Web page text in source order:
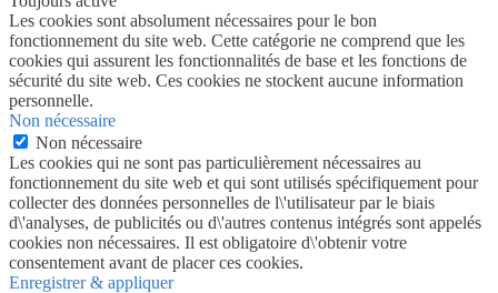
Les cookies sont absolument nécessaires pour le bon
fonctionnement du site web. Cette catégorie ne comprend que les
cookies qui assurent les fonctionnalités de base et les fonctions de
sécurité du site web. Ces cookies ne stockent aucune information
personnelle.
Non nécessaire
Non nécessaire
Les cookies qui ne sont pas particulièrement nécessaires au
fonctionnement du site web et qui sont utilisés spécifiquement pour
collecter des données personnelles de l\'utilisateur par le biais
d\'analyses, de publicités ou d\'autres contenus intégrés sont appelés
cookies non nécessaires. Il est obligatoire d\'obtenir votre
consentement avant de placer ces cookies.
Enregistrer & appliquer